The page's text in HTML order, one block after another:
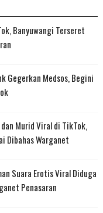
Banyuwangi Terseret
Gegerkan Medsos, Begini
Murid Viral di TikTok,
Dibahas Warganet
Suara Erotis Viral Diduga
Penasaran